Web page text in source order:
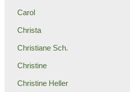
Carol
Christa
Christiane Sch.
Christine
Christine Heller